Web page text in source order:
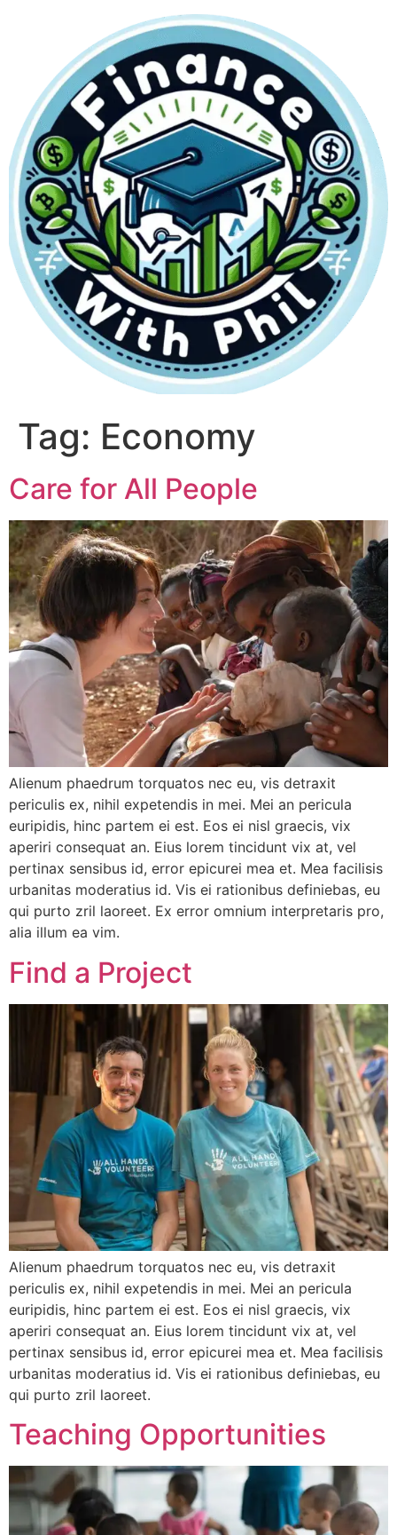
Tag: Economy
Care for All People
Alienum phaedrum torquatos nec eu, vis detraxit
periculis ex, nihil expetendis in mei. Mei an pericula
euripidis, hinc partem ei est. Eos ei nisl graecis, vix
aperiri consequat an. Eius lorem tincidunt vix at, vel
pertinax sensibus id, error epicurei mea et. Mea facilisis
urbanitas moderatius id. Vis ei rationibus definiebas, eu
qui purto zril laoreet. Ex error omnium interpretaris pro,
alia illum ea vim.
Find a Project
Alienum phaedrum torquatos nec eu, vis detraxit
periculis ex, nihil expetendis in mei. Mei an pericula
euripidis, hinc partem ei est. Eos ei nisl graecis, vix
aperiri consequat an. Eius lorem tincidunt vix at, vel
pertinax sensibus id, error epicurei mea et. Mea facilisis
urbanitas moderatius id. Vis ei rationibus definiebas, eu
qui purto zril laoreet.
Teaching Opportunities